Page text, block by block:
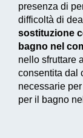
presenza di
difficoltà di
sostituzione
bagno nel
nello sfruttare
consentita dal
necessarie
per il bagno